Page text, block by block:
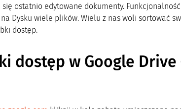
ostatnio edytowane dokumenty.
Dysku wiele plików. Wielu z nas woli sortować
dostęp.
dostęp w Google